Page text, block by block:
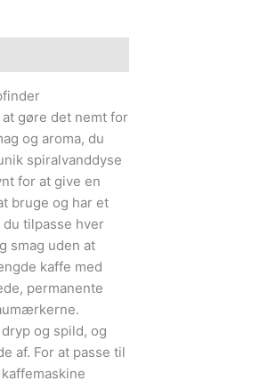
gøre det nemt for
og aroma, du
spiralvanddyse
for at give en
bruge og har et
tilpasse hver
smag uden at
kaffe med
permanente
og spild, og
af. For at passe til